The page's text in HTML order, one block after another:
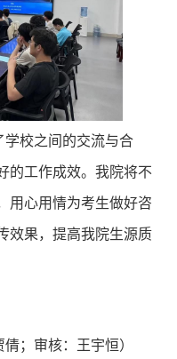
学校之间的交流与合
的工作成效。我院将不
用心用情为考生做好咨
效果，提高我院生源质
；审核：王宇恒）